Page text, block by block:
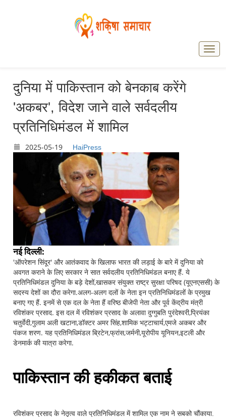
दुनिया में पाकिस्तान को बेनकाब करेंगे
'अकबर', विदेश जाने वाले सर्वदलीय
प्रतिनिधिमंडल में शामिल
2025-05-19 HaiPress
नई दिल्ली:
'ऑपरेशन सिंदूर' और आतंकवाद के खिलाफ भारत की लड़ाई के बारे में दुनिया को
अवगत कराने के लिए सरकार ने सात सर्वदलीय प्रतिनिधिमंडल बनाए हैं. ये
प्रतिनिधिमंडल दुनिया के बड़े देशों,खासकर संयुक्त राष्ट्र सुरक्षा परिषद (यूएनएससी) के
सदस्य देशों का दौरा करेगा.अलग-अलग दलों के नेता इन प्रतिनिधिमंडलों के प्रमुख
बनाए गए हैं. इनमें से एक दल के नेता हैं वरिष्ठ बीजेपी नेता और पूर्व केंद्रीय मंत्री
रविशंकर प्रसाद. इस दल में रविशंकर प्रसाद के अलावा दुग्गुबति पुरंदेश्वरी,प्रियंका
चतुर्वेदी,गुलाम अली खटाना,डॉक्टर अमर सिंह,शामिक भट्टाचार्य,एमजे अकबर और
पंकज शरण. यह प्रतिनिधिमंडल ब्रिटेन,फ्रांस,जर्मनी,यूरोपीय यूनियन,इटली और
डेनमार्क की यात्रा करेगा.
पाकिस्तान की हकीकत बताई
रविशंकर प्रसाद के नेतृत्व वाले प्रतिनिधिमंडल में शामिल एक नाम ने सबको चौंकाया.